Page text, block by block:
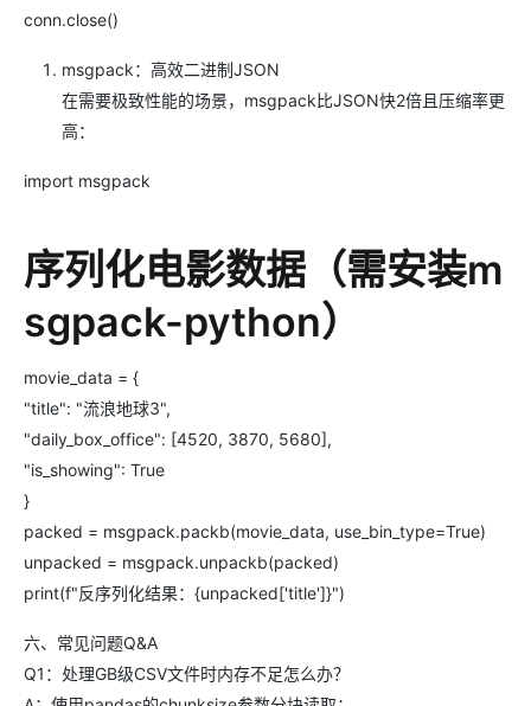
conn.close()
msgpack：高效二进制JSON
在需要极致性能的场景，msgpack比JSON快2倍且压缩率更
高：
import msgpack
序列化电影数据（需安装m
sgpack-python）
movie_data = {
"title": "流浪地球3",
"daily_box_office": [4520, 3870, 5680],
"is_showing": True
}
packed = msgpack.packb(movie_data, use_bin_type=True)
unpacked = msgpack.unpackb(packed)
print(f"反序列化结果：{unpacked['title']}")
六、常见问题Q&A
Q1：处理GB级CSV文件时内存不足怎么办？